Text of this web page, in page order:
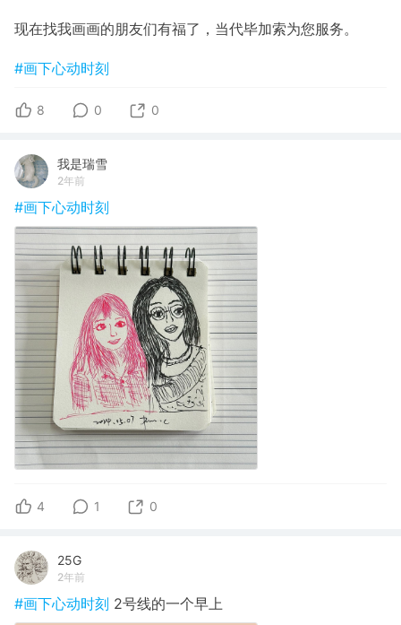
现在找我画画的朋友们有福了，当代毕加索为您服务。
#画下心动时刻
8 0 0
我是瑞雪
2年前
#画下心动时刻
4 1 0
25G
2年前
#画下心动时刻 2号线的一个早上